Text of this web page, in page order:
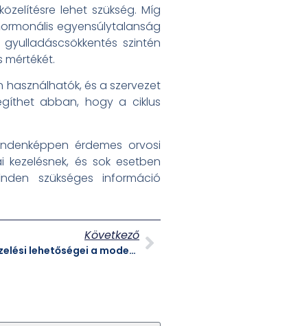
lehet szükség. Míg
egyensúlytalanság
szintén
és a szervezet
abban, hogy a ciklus
érdemes orvosi
és sok esetben
szükséges információ
Következő
Ösztrogénhiány felismerése és kezelési lehetőségei a modern nő életében